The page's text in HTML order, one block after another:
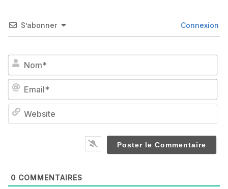
S’abonner Connexion
0 COMMENTAIRES